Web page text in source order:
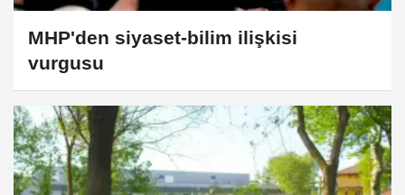
MHP'den siyaset-bilim ilişkisi
vurgusu